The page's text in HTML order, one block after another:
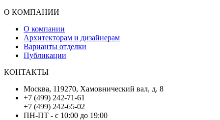
О КОМПАНИИ
О компании
Архитекторам и дизайнерам
Варианты отделки
Публикации
КОНТАКТЫ
Москва, 119270, Хамовнический вал, д. 8
+7 (499) 242-71-61
+7 (499) 242-65-02
ПН-ПТ - с 10:00 до 19:00